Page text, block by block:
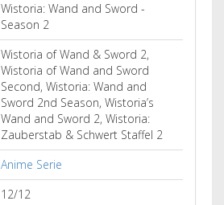
Wistoria: Wand and Sword -
Season 2
Wistoria of Wand & Sword 2,
Wistoria of Wand and Sword
Second, Wistoria: Wand and
Sword 2nd Season, Wistoria’s
Wand and Sword 2, Wistoria:
Zauberstab & Schwert Staffel 2
Anime Serie
12/12